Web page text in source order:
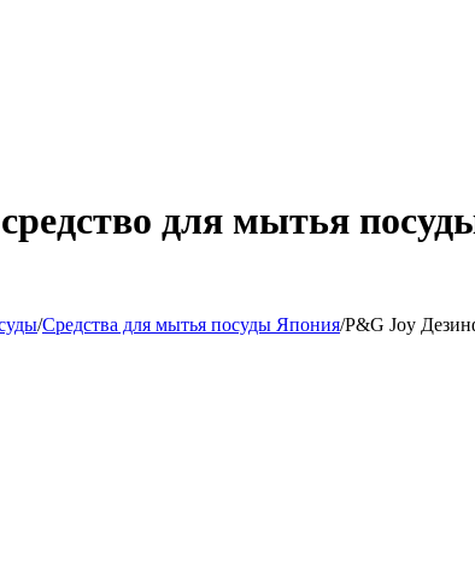
для мытья
/Средства для мытья посуды Япония/P&G Joy